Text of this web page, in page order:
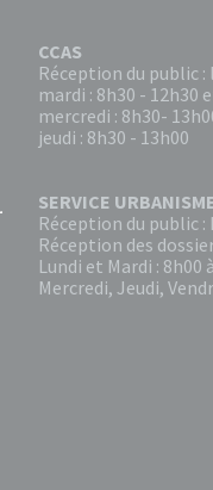
CCAS
Réception du public :
mardi : 8h30 - 12h30
mercredi : 8h30-
jeudi : 8h30 - 13h00
SERVICE
Réception du public :
Réception des
Lundi et Mardi : 8h00
Mercredi, Jeudi,